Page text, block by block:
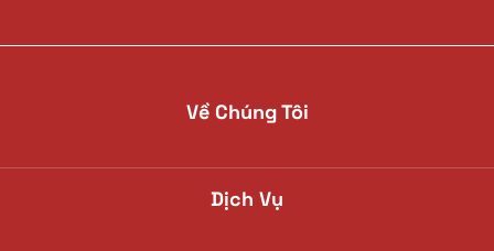
Về Chúng Tôi
Dịch Vụ